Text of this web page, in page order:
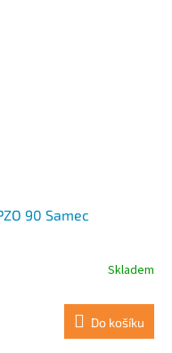
90 Samec
Skladem
Do košíku